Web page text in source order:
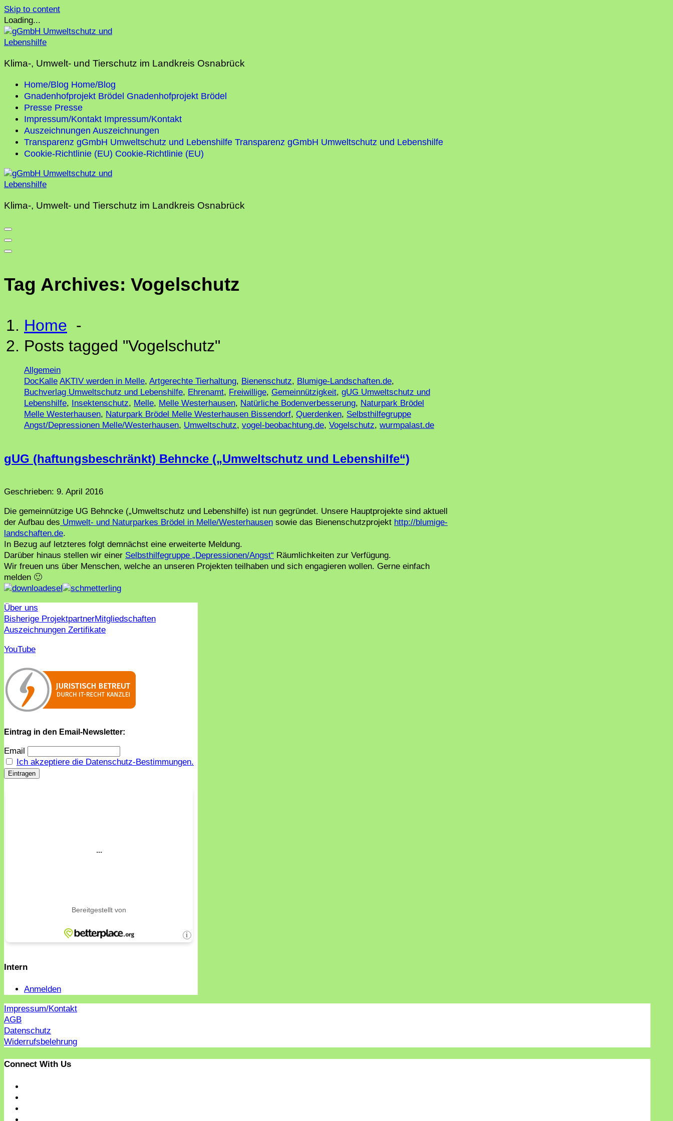
Skip to content
Loading...
Klima-, Umwelt- und Tierschutz im Landkreis Osnabrück
Home/Blog Home/Blog
Gnadenhofprojekt Brödel Gnadenhofprojekt Brödel
Presse Presse
Impressum/Kontakt Impressum/Kontakt
Auszeichnungen Auszeichnungen
Transparenz gGmbH Umweltschutz und Lebenshilfe Transparenz gGmbH Umweltschutz und Lebenshilfe
Cookie-Richtlinie (EU) Cookie-Richtlinie (EU)
Klima-, Umwelt- und Tierschutz im Landkreis Osnabrück
Tag Archives: Vogelschutz
Home -
Posts tagged "Vogelschutz"
Allgemein
DocKalle AKTIV werden in Melle, Artgerechte Tierhaltung, Bienenschutz, Blumige-Landschaften.de,
Buchverlag Umweltschutz und Lebenshilfe, Ehrenamt, Freiwillige, Gemeinnützigkeit, gUG Umweltschutz und
Lebenshilfe, Insektenschutz, Melle, Melle Westerhausen, Natürliche Bodenverbesserung, Naturpark Brödel
Melle Westerhausen, Naturpark Brödel Melle Westerhausen Bissendorf, Querdenken, Selbsthilfegruppe
Angst/Depressionen Melle/Westerhausen, Umweltschutz, vogel-beobachtung.de, Vogelschutz, wurmpalast.de
gUG (haftungsbeschränkt) Behncke („Umweltschutz und Lebenshilfe“)
Geschrieben: 9. April 2016
Die gemeinnützige UG Behncke („Umweltschutz und Lebenshilfe) ist nun gegründet. Unsere Hauptprojekte sind aktuell
der Aufbau des Umwelt- und Naturparkes Brödel in Melle/Westerhausen sowie das Bienenschutzprojekt http://blumige-
landschaften.de.
In Bezug auf letzteres folgt demnächst eine erweiterte Meldung.
Darüber hinaus stellen wir einer Selbsthilfegruppe „Depressionen/Angst“ Räumlichkeiten zur Verfügung.
Wir freuen uns über Menschen, welche an unseren Projekten teilhaben und sich engagieren wollen. Gerne einfach
melden 🙂
Über uns
Bisherige ProjektpartnerMitgliedschaften
Auszeichnungen Zertifikate
YouTube
Eintrag in den Email-Newsletter:
Email
Ich akzeptiere die Datenschutz-Bestimmungen.
Intern
Anmelden
Impressum/Kontakt
AGB
Datenschutz
Widerrufsbelehrung
Connect With Us